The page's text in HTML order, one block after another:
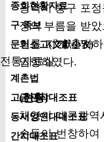
종회현황자료
구 족보
문헌소고(文獻小攷)
전통자료실
계촌법
고금관작대조표
동서양연대대조표
간지대조표
광역시 중구 포
정의 부름을 받
의를 지켜 출사
입향하였다.
(현황)
채영이 대구광역
손들이 번창하여